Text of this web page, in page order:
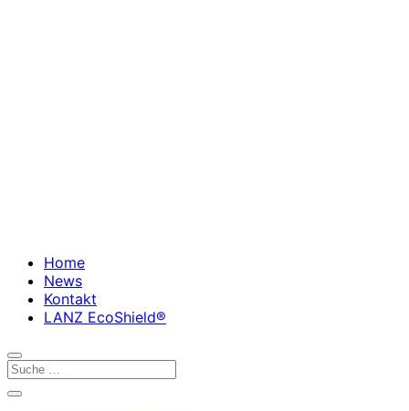
Home
News
Kontakt
LANZ EcoShield®